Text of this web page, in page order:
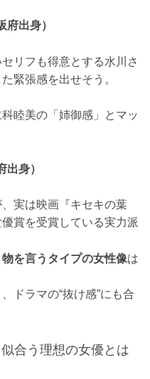
出身）
リフも得意とする水川さ
緊張感を出せそう。
睦美の「姉御感」とマッ
身）
実は映画『キセキの葉
賞を受賞している実力派
を言うタイプの女性像は
ドラマの“抜け感”にも合
合う理想の女優とは